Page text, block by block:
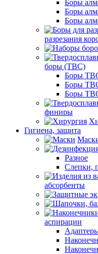
Боры
Боры
Боры
разрезания
боры (ТВС)
Боры
Боры
Боры
финиры
Гигиена, защита
Разное
Слепки,
абсорбенты
аспирации